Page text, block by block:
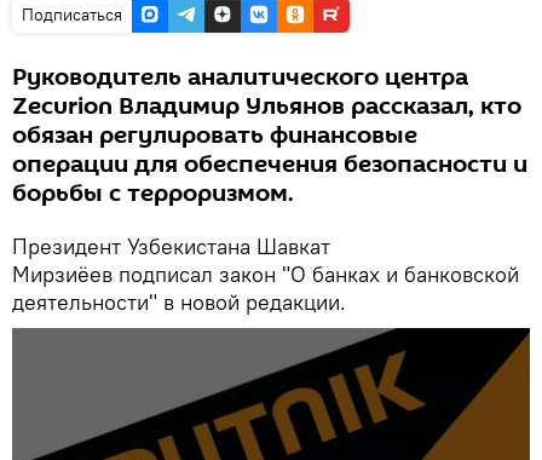
Подписаться
Руководитель аналитического центра
Zecurion Владимир Ульянов рассказал, кто
обязан регулировать финансовые
операции для обеспечения безопасности и
борьбы с терроризмом.
Президент Узбекистана Шавкат
Мирзиёев подписал закон "О банках и банковской
деятельности" в новой редакции.